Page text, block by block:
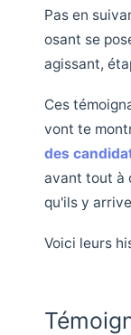
Pas en
osant se
agissant,
Ces
vont te
des
avant tout à
qu'ils y
Voici leurs